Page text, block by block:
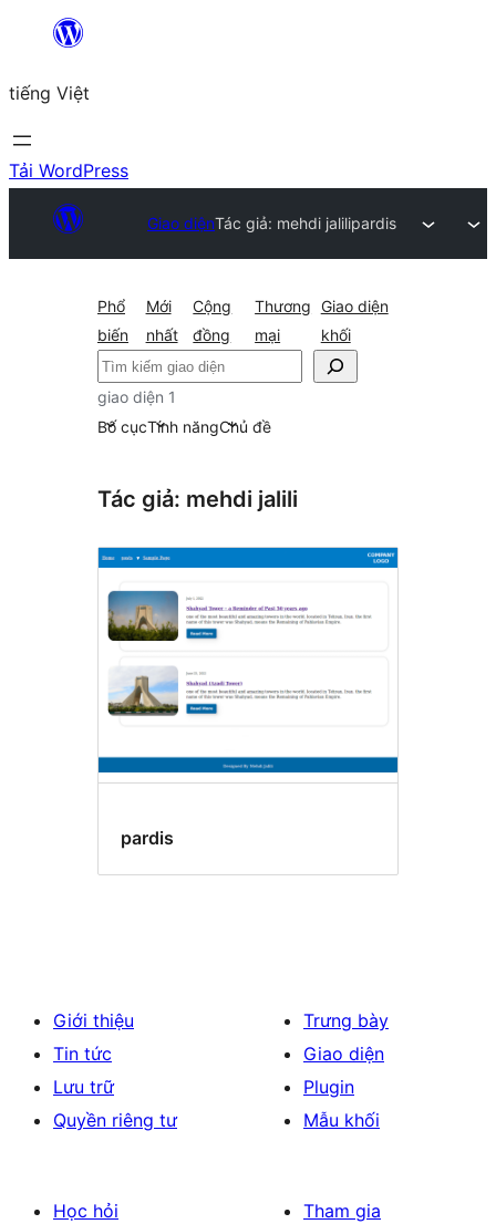
Chuyển
phần
nội
dung
tiếng Việt
Tải WordPress
Giao diệnTác giả: mehdi jalilipardis
Phổ
biến
Mới
nhất
Cộng
đồng
Thương
mại
Giao diện
khối
Tìm
kiếm
giao diện 1
Bố cụcTính năngChủ đề
Tác giả: mehdi jalili
pardis
Giới thiệu
Tin tức
Lưu trữ
Quyền riêng tư
Trưng bày
Giao diện
Plugin
Mẫu khối
Học hỏi
Tham gia